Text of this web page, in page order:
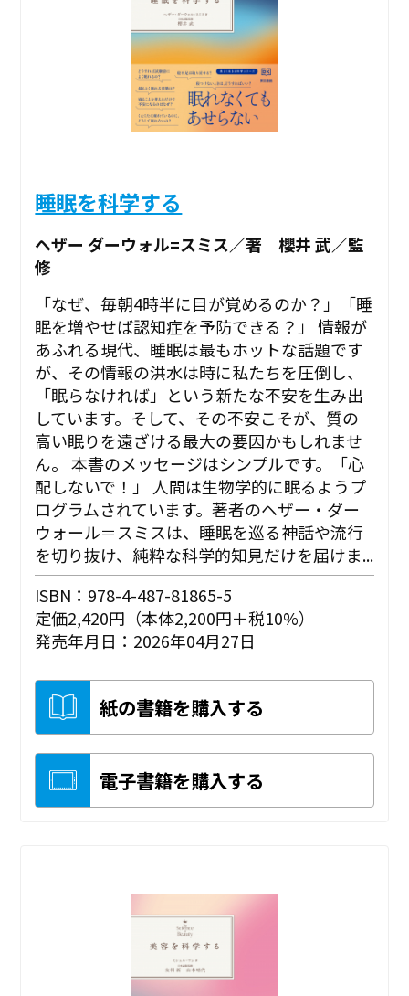
睡眠を科学する
ヘザー ダーウォル=スミス／著 櫻井 武／監
修
「なぜ、毎朝4時半に目が覚めるのか？」「睡
眠を増やせば認知症を予防できる？」 情報が
あふれる現代、睡眠は最もホットな話題です
が、その情報の洪水は時に私たちを圧倒し、
「眠らなければ」という新たな不安を生み出
しています。そして、その不安こそが、質の
高い眠りを遠ざける最大の要因かもしれませ
ん。 本書のメッセージはシンプルです。「心
配しないで！」 人間は生物学的に眠るようプ
ログラムされています。著者のヘザー・ダー
ウォール＝スミスは、睡眠を巡る神話や流行
を切り抜け、純粋な科学的知見だけを届けま...
ISBN：978-4-487-81865-5
定価2,420円（本体2,200円＋税10%）
発売年月日：2026年04月27日
紙の書籍を購入する
電子書籍を購入する